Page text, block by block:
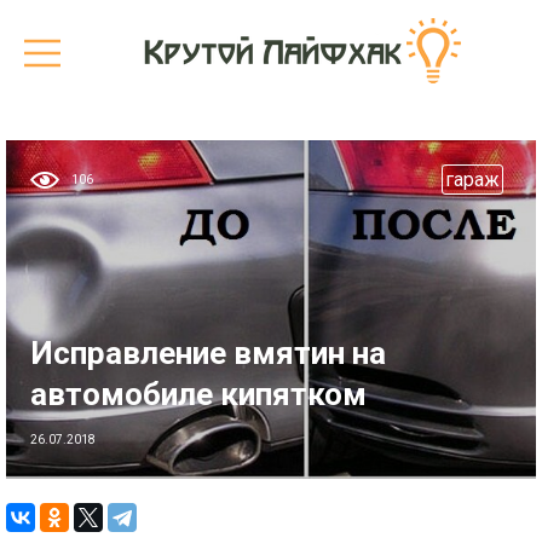
106 гараж
Исправление вмятин на
автомобиле кипятком
26.07.2018